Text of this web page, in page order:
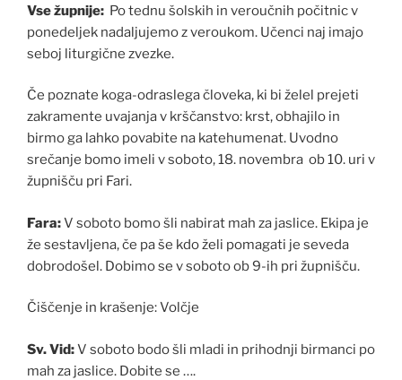
Vse župnije: Po tednu šolskih in veroučnih počitnic v
ponedeljek nadaljujemo z veroukom. Učenci naj imajo
seboj liturgične zvezke.
Če poznate koga-odraslega človeka, ki bi želel prejeti
zakramente uvajanja v krščanstvo: krst, obhajilo in
birmo ga lahko povabite na katehumenat. Uvodno
srečanje bomo imeli v soboto, 18. novembra ob 10. uri v
župnišču pri Fari.
Fara:V soboto bomo šli nabirat mah za jaslice. Ekipa je
že sestavljena, če pa še kdo želi pomagati je seveda
dobrodošel. Dobimo se v soboto ob 9-ih pri župnišču.
Čiščenje in krašenje: Volčje
Sv. Vid:V soboto bodo šli mladi in prihodnji birmanci po
mah za jaslice. Dobite se ….